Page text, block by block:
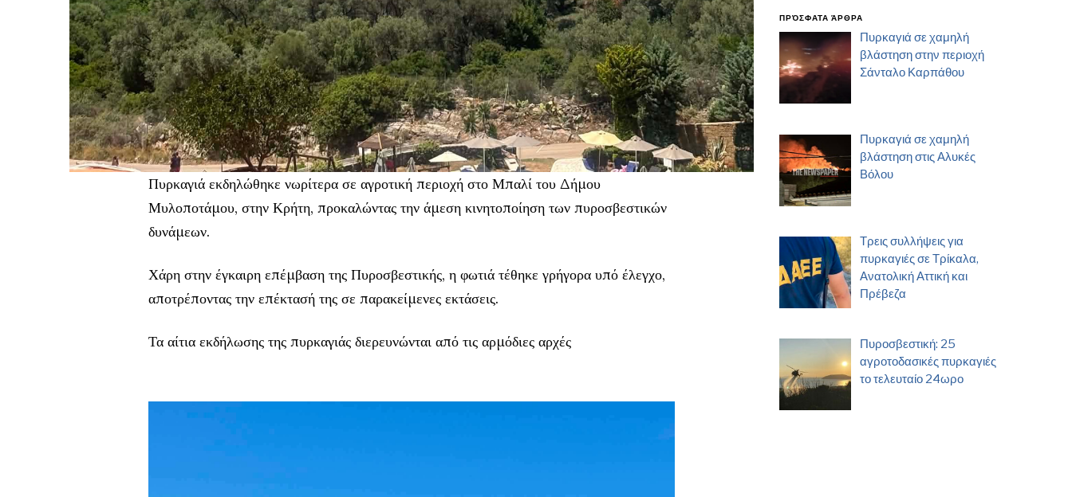
Πυρκαγιά εκδηλώθηκε νωρίτερα σε αγροτική περιοχή στο Μπαλί του Δήμου
Μυλοποτάμου, στην Κρήτη, προκαλώντας την άμεση κινητοποίηση των πυροσβεστικών
δυνάμεων.
Χάρη στην έγκαιρη επέμβαση της Πυροσβεστικής, η φωτιά τέθηκε γρήγορα υπό έλεγχο,
αποτρέποντας την επέκτασή της σε παρακείμενες εκτάσεις.
Τα αίτια εκδήλωσης της πυρκαγιάς διερευνώνται από τις αρμόδιες αρχές
ΠΡΌΣΦΑΤΑ ΆΡΘΡΑ
Πυρκαγιά σε χαμηλή
βλάστηση στην περιοχή
Σάνταλο Καρπάθου
Πυρκαγιά σε χαμηλή
βλάστηση στις Αλυκές
Βόλου
Τρεις συλλήψεις για
πυρκαγιές σε Τρίκαλα,
Ανατολική Αττική και
Πρέβεζα
Πυροσβεστική: 25
αγροτοδασικές πυρκαγιές
το τελευταίο 24ωρο